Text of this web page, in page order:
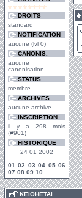
DROITS
standard
NOTIFICATION
aucune (lvl 0)
CANONIS.
aucune
canonisation
STATUS
membre
ARCHIVES
aucune archive
INSCRIPTION
il y a 298 mois
(#901)
HISTORIQUE
24 01 2002
01 02 03 04 05 06
07 08 09 10
KEIOHETAI